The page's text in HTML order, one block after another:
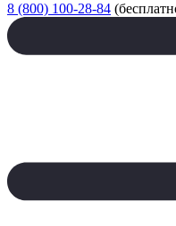
8 (800) 100-28-84